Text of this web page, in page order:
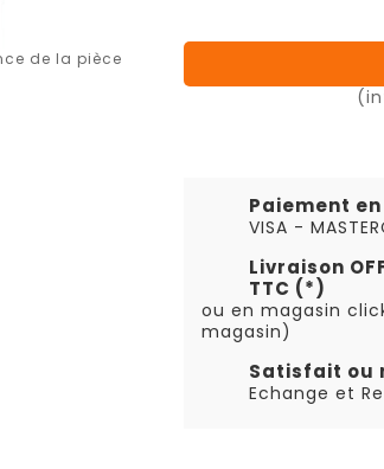
de la pièce
Paiement
VISA -
Livraison
TTC (*)
ou en magasin
magasin)
Satisfait ou
Echange et